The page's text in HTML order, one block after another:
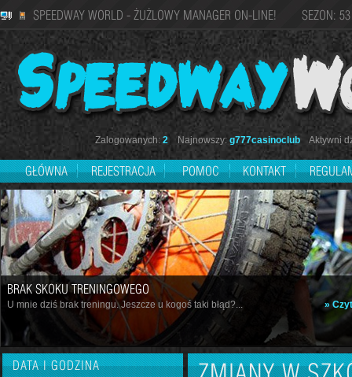
SPEEDWAY WORLD - ŻUŻLOWY MANAGER ON-LINE! SEZON: 53
Zalogowanych:2 Najnowszy:g777casinoclub Aktywni
GŁÓWNA REJESTRACJA POMOC KONTAKT
BRAK SKOKU TRENINGOWEGO
U mnie dziś brak treningu. Jeszcze u kogoś taki błąd?... »
DATA I GODZINA